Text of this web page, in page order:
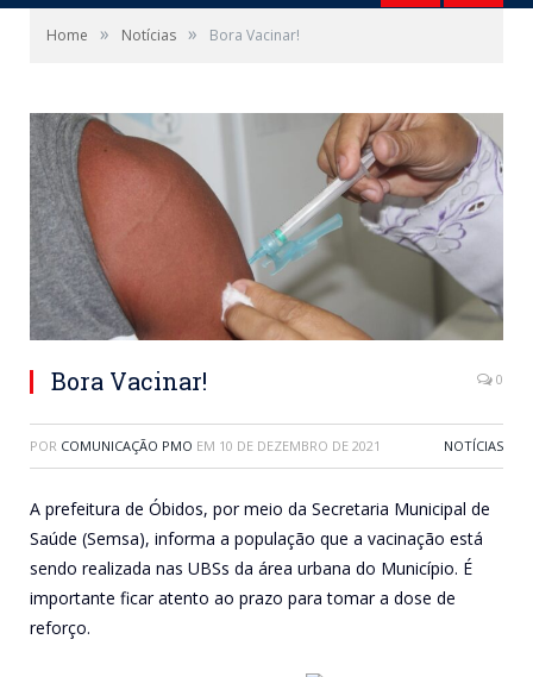
Home » Notícias » Bora Vacinar!
Bora Vacinar! 0
POR COMUNICAÇÃO PMO EM 10 DE DEZEMBRO DE 2021 NOTÍCIAS
A prefeitura de Óbidos, por meio da Secretaria Municipal de
Saúde (Semsa), informa a população que a vacinação está
sendo realizada nas UBSs da área urbana do Município. É
importante ficar atento ao prazo para tomar a dose de
reforço.